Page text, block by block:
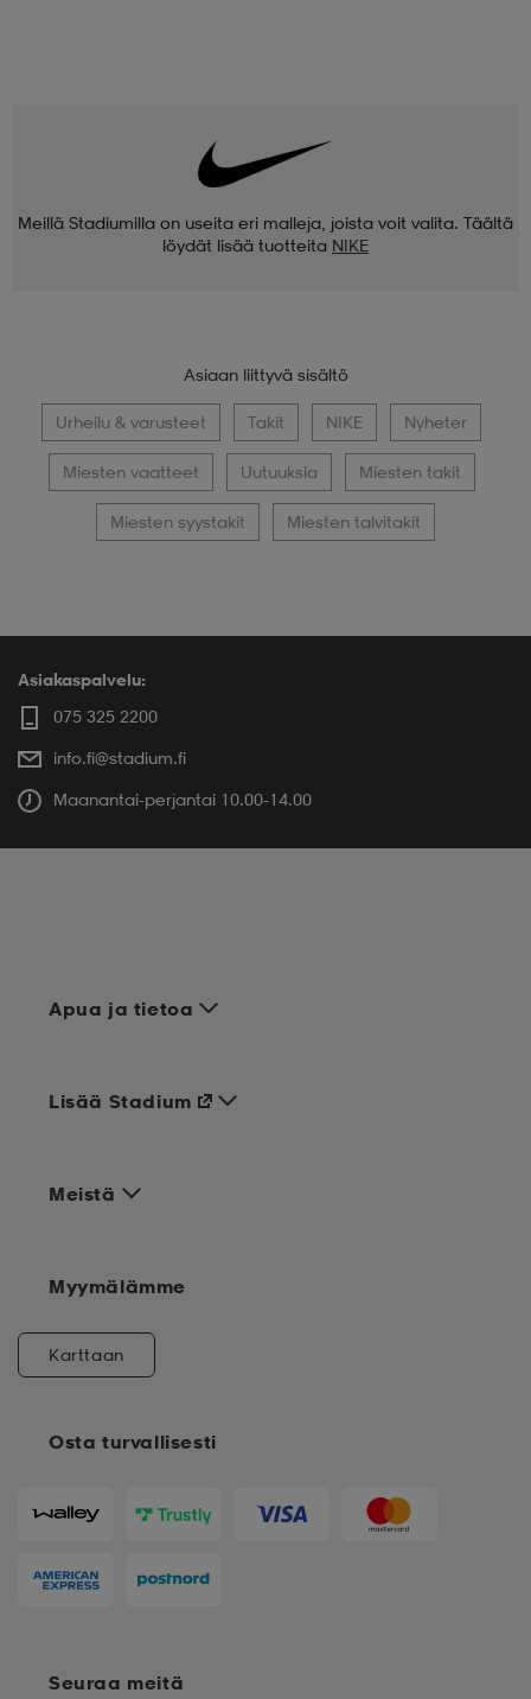
Meillä Stadiumilla on useita eri malleja, joista voit valita. Täältä
löydät lisää tuotteita NIKE
Asiaan liittyvä sisältö
Urheilu & varusteet Takit NIKE Nyheter
Miesten vaatteet Uutuuksia Miesten takit
Miesten syystakit Miesten talvitakit
Asiakaspalvelu:
075 325 2200
info.fi@stadium.fi
Maanantai-perjantai 10.00-14.00
Apua ja tietoa
Meistä
Osta turvallisesti
Lisää Stadium
Myymälämme
Karttaan
Seuraa meitä